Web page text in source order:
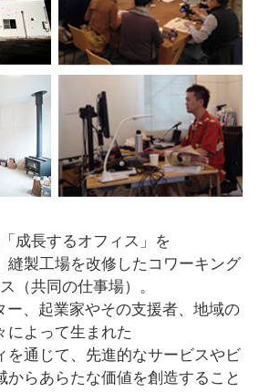
成長するオフィス」を
縫製工場を改修したコワーキング
（共同の仕事場）。
ー、起業家やその支援者、地域の
によって生まれた
を通じて、先進的なサービスやビ
からあらたな価値を創造すること